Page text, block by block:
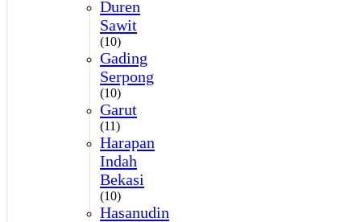
Duren
Sawit
(10)
Gading
Serpong
(10)
Garut
(11)
Harapan
Indah
Bekasi
(10)
Hasanudin